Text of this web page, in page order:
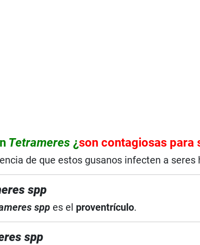
Tetrameres¿son contagiosas para
de que estos gusanos infecten a seres
spp
spp es el proventrículo.
spp